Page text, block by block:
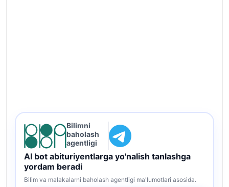
Bilimni
baholash
agentligi
AI bot abituriyentlarga yo'nalish tanlashga
yordam beradi
Bilim va malakalarni baholash agentligi ma'lumotlari asosida.